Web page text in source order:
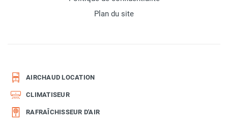
Plan du site
AIRCHAUD LOCATION
CLIMATISEUR
RAFRAÎCHISSEUR D'AIR